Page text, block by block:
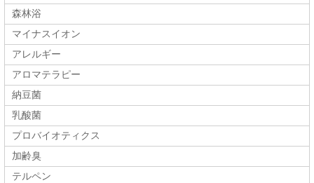
森林浴
マイナスイオン
アレルギー
アロマテラピー
納豆菌
乳酸菌
プロバイオティクス
加齢臭
テルペン